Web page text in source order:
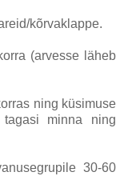
kõrvaklappe.
(arvesse läheb
ning küsimuse
minna ning
30-60